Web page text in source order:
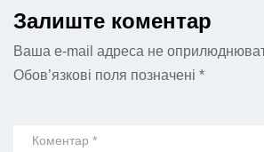
Залиште коментар
Ваша e-mail адреса не
Обов’язкові поля позначені *